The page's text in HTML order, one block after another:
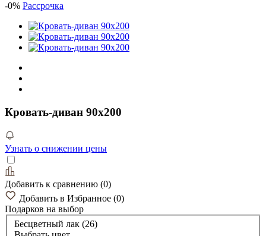
-0% Рассрочка
Кровать-диван 90х200
Узнать о снижении цены
Добавить к сравнению (0)
Добавить в Избранное (0)
Подарков на выбор
Бесцветный лак (26)